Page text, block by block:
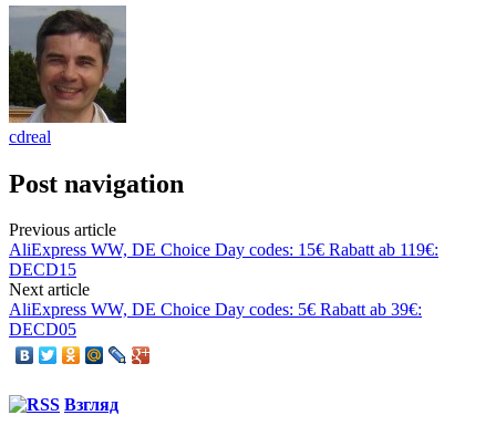
cdreal
Post navigation
Previous article
AliExpress WW, DE Choice Day codes: 15€ Rabatt ab 119€:
DECD15
Next article
AliExpress WW, DE Choice Day codes: 5€ Rabatt ab 39€:
DECD05
Взгляд